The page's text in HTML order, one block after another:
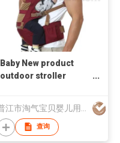
Baby New product
outdoor stroller
查询